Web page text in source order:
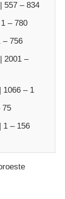
557 – 834
– 780
– 756
2001 –
1066 – 1
75
1 – 156